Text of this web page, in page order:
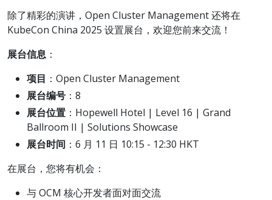
除了精彩的演讲，Open Cluster Management 还将在
KubeCon China 2025 设置展台，欢迎您前来交流！
展台信息 ：
项目 ：Open Cluster Management
展台编号 ：8
展台位置 ：Hopewell Hotel | Level 16 | Grand
Ballroom II | Solutions Showcase
展台时间 ：6 月 11 日 10:15 - 12:30 HKT
在展台，您将有机会：
与 OCM 核心开发者面对面交流